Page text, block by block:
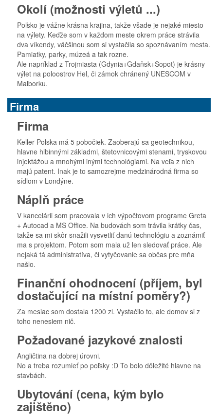
Okolí (možnosti výletů ...)
Poľsko je vážne krásna krajina, takže všade je nejaké miesto
na výlety. Keďže som v každom meste okrem práce strávila
dva víkendy, väčšinou som si vystačila so spoznávaním mesta.
Pamiatky, parky, múzeá a tak rozne.
Ale napríklad z Trojmiasta (Gdynia+Gdaňsk+Sopot) je krásny
výlet na poloostrov Hel, či zámok chránený UNESCOM v
Malborku.
Firma
Firma
Keller Polska má 5 pobočiek. Zaoberajú sa geotechnikou,
hlavne hlbinnými základmi, štetovnicovými stenami, tryskovou
injektážou a mnohými inými technológiami. Na veľa z nich
majú patent. Inak je to samozrejme medzinárodná firma so
sídlom v Londýne.
Náplň práce
V kancelárii som pracovala v ich výpočtovom programe Greta
+ Autocad a MS Office. Na budovách som trávila krátky čas,
takže sa mi skôr snažili vysvetliť danú technológiu a zoznámiť
ma s projektom. Potom som mala už len sledovať práce. Ale
nejaká tá administratíva, či vytyčovanie sa občas pre mňa
našlo.
Finanční ohodnocení (příjem, byl
dostačující na místní poměry?)
Za mesiac som dostala 1200 zl. Vystačilo to, ale domov si z
toho nenesiem nič.
Požadované jazykové znalosti
Angličtina na dobrej úrovni.
No a treba rozumieť po poľsky :D To bolo dôležité hlavne na
stavbách.
Ubytování (cena, kým bylo
zajištěno)